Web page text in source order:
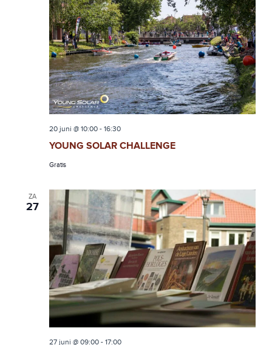
20 juni @ 10:00- 16:30
YOUNG SOLAR CHALLENGE
Gratis
ZA
27
27 juni @ 09:00- 17:00